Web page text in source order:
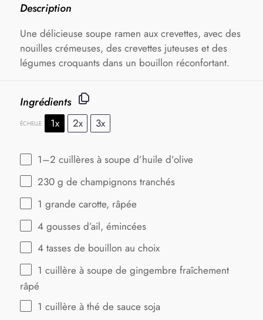
Description
Une délicieuse soupe ramen aux crevettes, avec des
nouilles crémeuses, des crevettes juteuses et des
légumes croquants dans un bouillon réconfortant.
Ingrédients
ÉCHELLE 1x 2x 3x
1–2 cuillères à soupe d’huile d’olive
230 g de champignons tranchés
1 grande carotte, râpée
4 gousses d’ail, émincées
4 tasses de bouillon au choix
1 cuillère à soupe de gingembre fraîchement
râpé
1 cuillère à thé de sauce soja